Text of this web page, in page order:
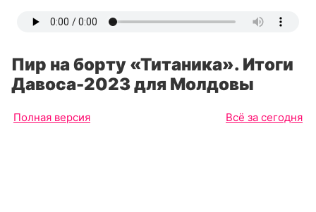
Пир на борту «Титаника». Итоги
Давоса-2023 для Молдовы
Полная версия Всё за сегодня